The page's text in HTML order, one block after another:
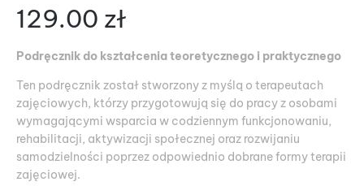
129.00 zł
Podręcznik do kształcenia teoretycznego i praktycznego
Ten podręcznik został stworzony z myślą o terapeutach
zajęciowych, którzy przygotowują się do pracy z osobami
wymagającymi wsparcia w codziennym funkcjonowaniu,
rehabilitacji, aktywizacji społecznej oraz rozwijaniu
samodzielności poprzez odpowiednio dobrane formy terapii
zajęciowej.